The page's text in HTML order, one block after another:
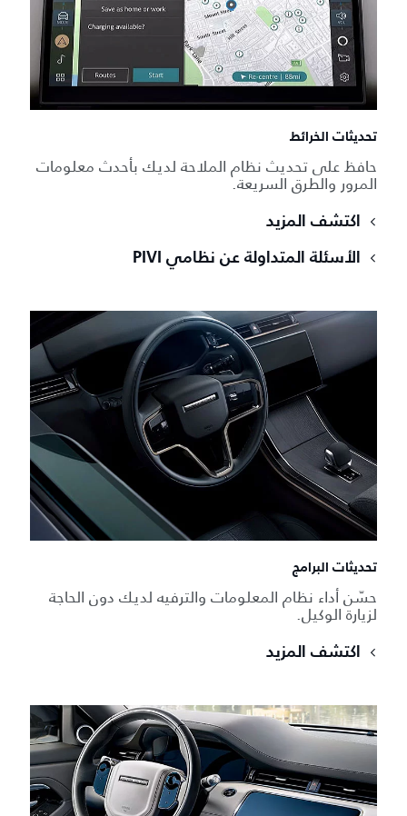
تحديثات الخرائط
حافظ على تحديث نظام الملاحة لديك بأحدث معلومات
المرور والطرق السريعة.
اكتشف المزيد
الأسئلة المتداولة عن نظامي PIVI
تحديثات البرامج
حسّن أداء نظام المعلومات والترفيه لديك دون الحاجة
لزيارة الوكيل.
اكتشف المزيد